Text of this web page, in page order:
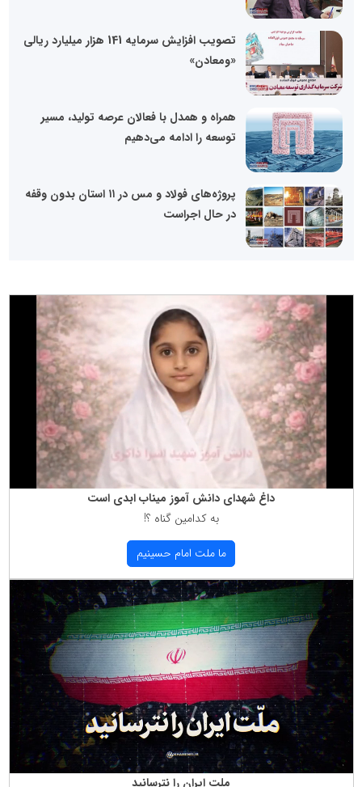
تصویب افزایش سرمایه 141 هزار میلیارد ریالی
«ومعادن»
همراه و همدل با فعالان عرصه تولید، مسیر
توسعه را ادامه می‌دهیم
پروژه‌های فولاد و مس در ۱۱ استان بدون وقفه
در حال اجراست
داغ شهدای دانش آموز میناب ابدی است
به كدامین گناه ؟!
ما ملت امام حسینیم
ملت ایران را نترسانید